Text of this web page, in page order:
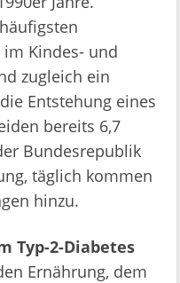
Kindes- und
zugleich ein
Entstehung eines
bereits 6,7
Bundesrepublik
täglich kommen
hinzu.
Typ-2-Diabetes
Ernährung, dem